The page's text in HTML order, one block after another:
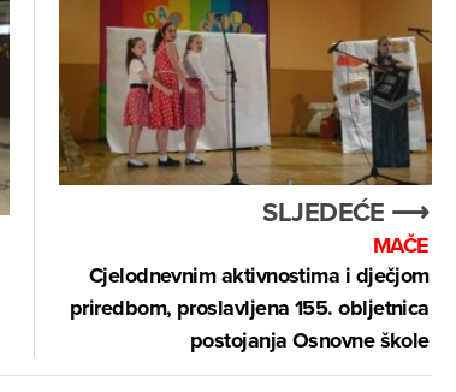
SLJEDEĆE ⟶
MAČE
Cjelodnevnim aktivnostima i dječjom
priredbom, proslavljena 155. obljetnica
postojanja Osnovne škole